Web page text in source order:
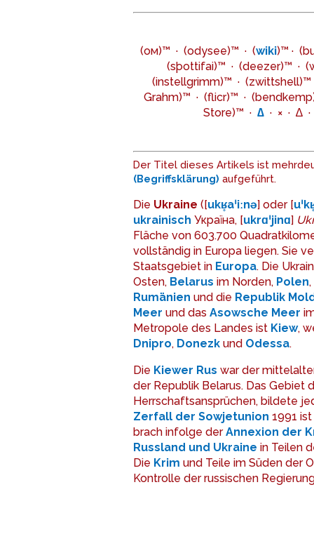
(ом)™ · (odysee)™ · (wiki)™ ·
(sþottifai)™ · (deezer)™ ·
(instellgrimm)™ · (zwittshell)™
Grahm)™ · (flicr)™ ·
Store)™ · ∆ · × · ∆
Der Titel dieses Artikels ist
(Begriffsklärung) aufgeführt.
Die Ukraine ([ukʁ̥aˈiːnə] oder [
ukrainisch Україна, [ukrɑˈjinɑ]
Fläche von 603.700
vollständig in Europa liegen. Sie
Staatsgebiet in Europa. Die
Osten, Belarus im Norden, Polen
Rumänien und die Republik
Meer und das Asowsche Meer
Metropole des Landes ist Kiew,
Dnipro, Donezk und Odessa.
Die Kiewer Rus war der
der Republik Belarus. Das Gebiet
Herrschaftsansprüchen, bildete
Zerfall der Sowjetunion 1991
brach infolge derAnnexion der
Russland und Ukraine in Teilen
Die Krim und Teile im Süden der
Kontrolle der russischen